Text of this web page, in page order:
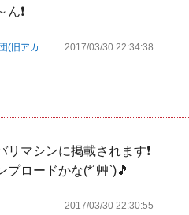
❗
(旧アカ 2017/03/30 22:34:38
リマシンに掲載されます❗
プロードかな(*´艸`)🎵
2017/03/30 22:30:55